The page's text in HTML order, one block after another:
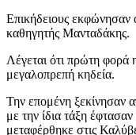
Επικήδειους
καθηγητής Μανταδάκης.
Λέγεται ότι πρώτη φορά
μεγαλοπρεπή κηδεία.
Την επομένη ξεκίνησαν
με την ίδια τάξη
μεταφέρθηκε στις